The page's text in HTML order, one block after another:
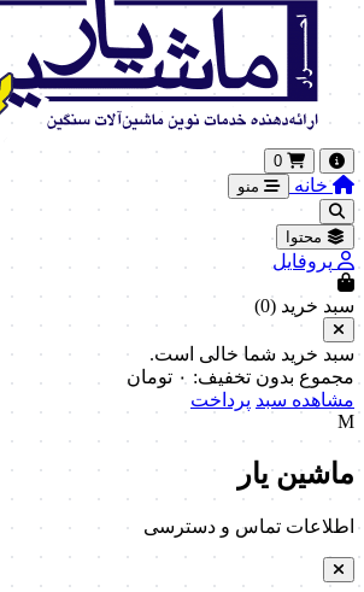
0
خانه منو
محتوا
پروفایل
سبد خرید (0
)
سبد خرید شما خالی است.
مجموع بدون تخفیف: ۰ تومان
مشاهده سبد پرداخت
M
ماشین یار
اطلاعات تماس و دسترسی